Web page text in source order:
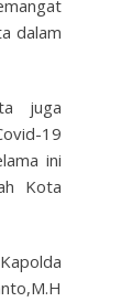
dalam
juga
19
ini
Kota